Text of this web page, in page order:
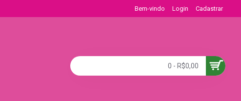
Bem-vindo Login Cadastrar
0 - R$0,00